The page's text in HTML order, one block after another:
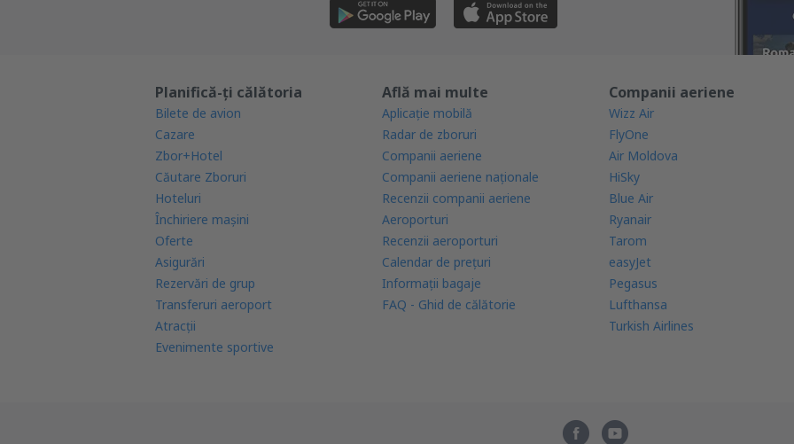
Planifică-ți călătoria
Bilete de avion
Cazare
Zbor+Hotel
Căutare Zboruri
Hoteluri
Închiriere mașini
Oferte
Asigurări
Rezervări de grup
Transferuri aeroport
Atracţii
Evenimente sportive
Află mai multe
Aplicație mobilă
Radar de zboruri
Companii aeriene
Companii aeriene naţionale
Recenzii companii aeriene
Aeroporturi
Recenzii aeroporturi
Calendar de prețuri
Informații bagaje
FAQ - Ghid de călătorie
Companii aeriene
Wizz Air
FlyOne
Air Moldova
HiSky
Blue Air
Ryanair
Tarom
easyJet
Pegasus
Lufthansa
Turkish Airlines